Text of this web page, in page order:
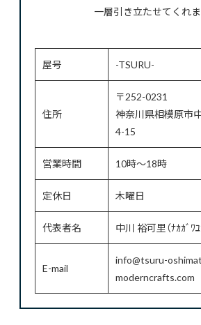
一層引き立たせてくれま
屋号 -TSURU-
住所
〒252-0231
神奈川県相模原市
4-15
営業時間 10時～18時
定休日 木曜日
代表者名 中川 裕可里（ﾅｶｶﾞﾜﾕ
E-mail
info@tsuru-
moderncrafts.com